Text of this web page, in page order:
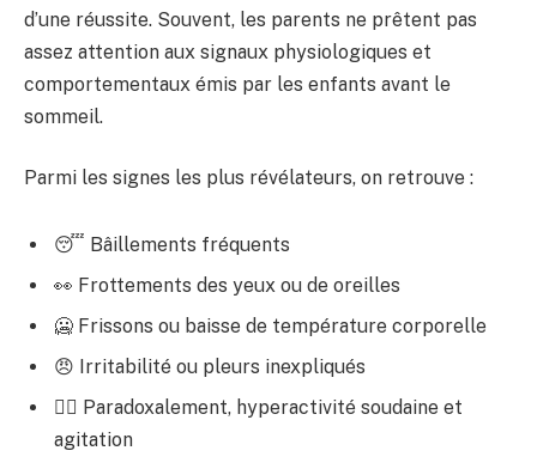
d’une réussite. Souvent, les parents ne prêtent pas
assez attention aux signaux physiologiques et
comportementaux émis par les enfants avant le
sommeil.
Parmi les signes les plus révélateurs, on retrouve :
😴 Bâillements fréquents
👀 Frottements des yeux ou de oreilles
🥶 Frissons ou baisse de température corporelle
😠 Irritabilité ou pleurs inexpliqués
🤸‍♂️ Paradoxalement, hyperactivité soudaine et
agitation